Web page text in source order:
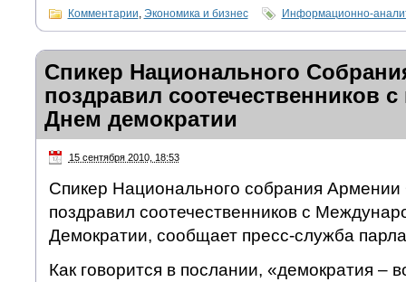
Комментарии, Экономика и бизнес Информационно-
Спикер Национального
поздравил соотечественников
Днем демократии
15 сентября 2010, 18:53
Спикер Национального собрания
поздравил соотечественников с
Демократии, сообщает пресс-служба
Как говорится в послании, «демократия –